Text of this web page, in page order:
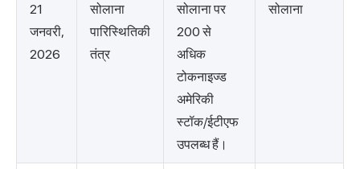
21
जनवरी,
2026
सोलाना
पारिस्थितिकी
तंत्र
सोलाना पर
200 से
अधिक
टोकनाइज्ड
अमेरिकी
स्टॉक/ईटीएफ
उपलब्ध हैं।
सोलाना